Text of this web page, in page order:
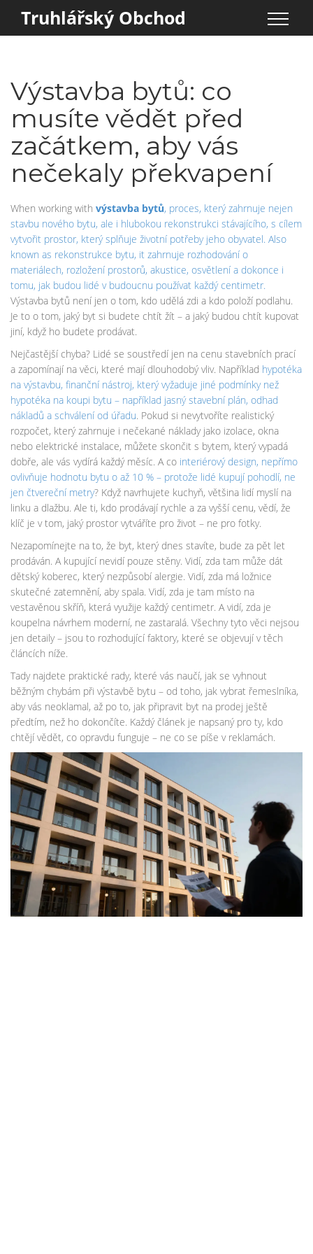
Truhlářský Obchod
Výstavba bytů: co
musíte vědět před
začátkem, aby vás
nečekaly překvapení
When working with výstavba bytů, proces, který zahrnuje nejen
stavbu nového bytu, ale i hlubokou rekonstrukci stávajícího, s cílem
vytvořit prostor, který splňuje životní potřeby jeho obyvatel. Also
known as rekonstrukce bytu, it zahrnuje rozhodování o
materiálech, rozložení prostorů, akustice, osvětlení a dokonce i
tomu, jak budou lidé v budoucnu používat každý centimetr.
Výstavba bytů není jen o tom, kdo udělá zdi a kdo položí podlahu.
Je to o tom, jaký byt si budete chtít žít – a jaký budou chtít kupovat
jiní, když ho budete prodávat.
Nejčastější chyba? Lidé se soustředí jen na cenu stavebních prací
a zapomínají na věci, které mají dlouhodobý vliv. Například hypotéka
na výstavbu, finanční nástroj, který vyžaduje jiné podmínky než
hypotéka na koupi bytu – například jasný stavební plán, odhad
nákladů a schválení od úřadu. Pokud si nevytvoříte realistický
rozpočet, který zahrnuje i nečekané náklady jako izolace, okna
nebo elektrické instalace, můžete skončit s bytem, který vypadá
dobře, ale vás vydírá každý měsíc. A co interiérový design, nepřímo
ovlivňuje hodnotu bytu o až 10 % – protože lidé kupují pohodlí, ne
jen čtvereční metry? Když navrhujete kuchyň, většina lidí myslí na
linku a dlažbu. Ale ti, kdo prodávají rychle a za vyšší cenu, vědí, že
klíč je v tom, jaký prostor vytváříte pro život – ne pro fotky.
Nezapomínejte na to, že byt, který dnes stavíte, bude za pět let
prodáván. A kupující nevidí pouze stěny. Vidí, zda tam může dát
dětský koberec, který nezpůsobí alergie. Vidí, zda má ložnice
skutečné zatemnění, aby spala. Vidí, zda je tam místo na
vestavěnou skříň, která využije každý centimetr. A vidí, zda je
koupelna návrhem moderní, ne zastaralá. Všechny tyto věci nejsou
jen detaily – jsou to rozhodující faktory, které se objevují v těch
článcích níže.
Tady najdete praktické rady, které vás naučí, jak se vyhnout
běžným chybám při výstavbě bytu – od toho, jak vybrat řemeslníka,
aby vás neoklamal, až po to, jak připravit byt na prodej ještě
předtím, než ho dokončíte. Každý článek je napsaný pro ty, kdo
chtějí vědět, co opravdu funguje – ne co se píše v reklamách.